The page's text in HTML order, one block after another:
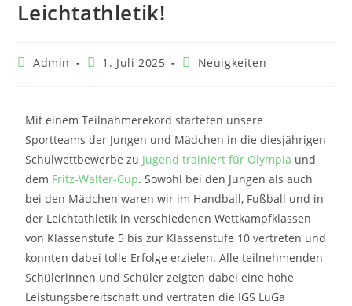
Leichtathletik!
Admin 1. Juli 2025 Neuigkeiten
Mit einem Teilnahmerekord starteten unsere
Sportteams der Jungen und Mädchen in die diesjährigen
Schulwettbewerbe zu Jugend trainiert für Olympia und
dem Fritz-Walter-Cup. Sowohl bei den Jungen als auch
bei den Mädchen waren wir im Handball, Fußball und in
der Leichtathletik in verschiedenen Wettkampfklassen
von Klassenstufe 5 bis zur Klassenstufe 10 vertreten und
konnten dabei tolle Erfolge erzielen. Alle teilnehmenden
Schülerinnen und Schüler zeigten dabei eine hohe
Leistungsbereitschaft und vertraten die IGS LuGa